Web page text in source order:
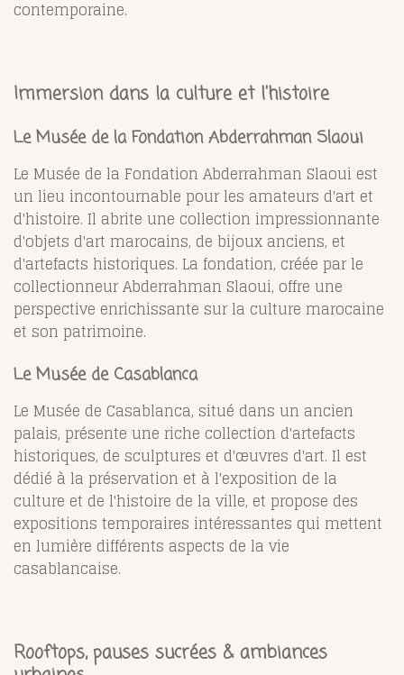
contemporaine.
Immersion dans la culture et l'histoire
Le Musée de la Fondation Abderrahman Slaoui
Le Musée de la Fondation Abderrahman Slaoui est
un lieu incontournable pour les amateurs d'art et
d'histoire. Il abrite une collection impressionnante
d'objets d'art marocains, de bijoux anciens, et
d'artefacts historiques. La fondation, créée par le
collectionneur Abderrahman Slaoui, offre une
perspective enrichissante sur la culture marocaine
et son patrimoine.
Le Musée de Casablanca
Le Musée de Casablanca, situé dans un ancien
palais, présente une riche collection d'artefacts
historiques, de sculptures et d'œuvres d'art. Il est
dédié à la préservation et à l'exposition de la
culture et de l'histoire de la ville, et propose des
expositions temporaires intéressantes qui mettent
en lumière différents aspects de la vie
casablancaise.
Rooftops, pauses sucrées & ambiances